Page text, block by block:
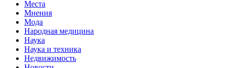
Места
Мнения
Мода
Народная медицина
Наука
Наука и техника
Недвижимость